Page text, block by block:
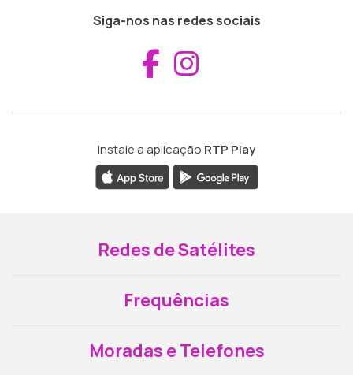
Siga-nos nas redes sociais
Aceder ao
Instale a aplicação RTP Play
Redes de Satélites
Frequências
Moradas e Telefones